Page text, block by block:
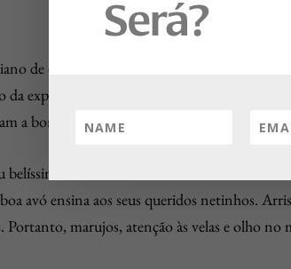
de economia, ainda no início do curso,
da expectativa e da confiança em bom
a bom porto qualquer nação.
samba Timoneiro canta “
avó ensina aos seus queridos netinhos.
Portanto, marujos, atenção às velas e olho no